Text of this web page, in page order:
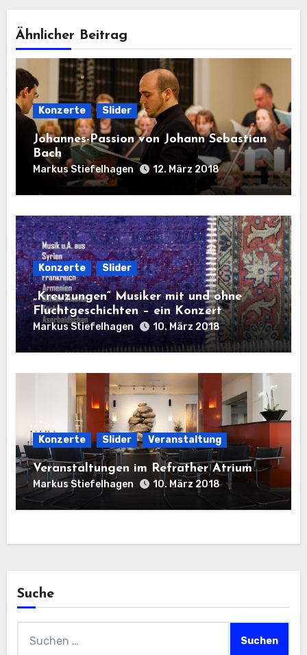
Ähnlicher Beitrag
Konzerte Slider
Johannes-Passion von Johann Sebastian
Bach
Markus Stiefelhagen 12. März 2018
Konzerte Slider
„Kreuzungen“ Musiker mit und ohne
Fluchtgeschichten – ein Konzert
Markus Stiefelhagen 10. März 2018
Konzerte Slider Veranstaltung
Veranstaltungen im Refrather Atrium
Markus Stiefelhagen 10. März 2018
Suche
nach: